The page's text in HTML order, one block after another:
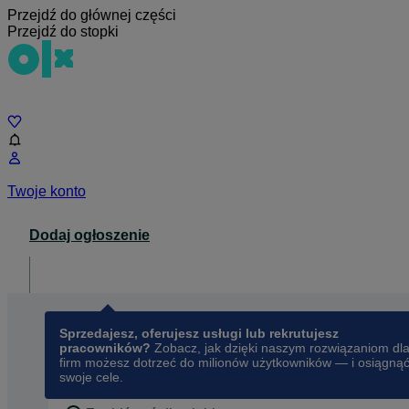
Przejdź do głównej części
Przejdź do stopki
Twoje konto
Dodaj ogłoszenie
Sprzedajesz, oferujesz usługi lub rekrutujesz
pracowników? Zobacz, jak dzięki naszym rozwiązaniom dla
firm możesz dotrzeć do milionów użytkowników — i osiągnąć
swoje cele.